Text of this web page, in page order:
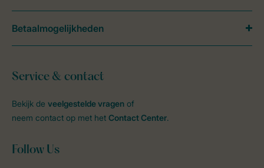
Service & contact
Bekijk de veelgestelde vragen of
neem contact op met het Contact Center.
Follow Us
Betaalmogelijkheden